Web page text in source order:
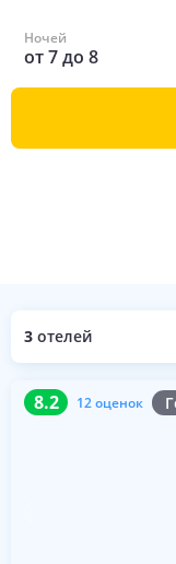
Ночей
от7до 8
3 отелей
8.2 12 оценок
8.2 12 оценок